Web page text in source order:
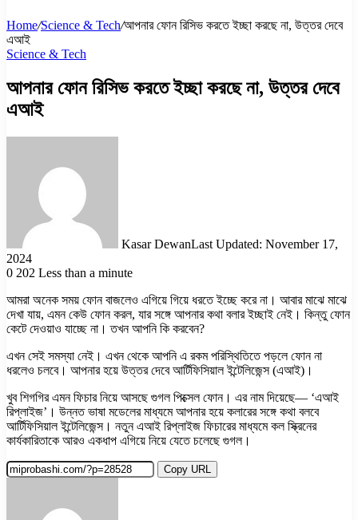
Home/Science & Tech/আপনার ফোন রিসিভ করতে ইচ্ছা করছে না, উত্তর দেবে
এআই
Science & Tech
আপনার ফোন রিসিভ করতে ইচ্ছা করছে না, উত্তর দেবে
এআই
Kasar DewanLast Updated: November 17,
2024
0 202 Less than a minute
আমরা অনেক সময় ফোন বাজলেও এগিয়ে গিয়ে ধরতে ইচ্ছে করে না। আবার মাঝে মাঝে
দেখা যায়, এমন কেউ ফোন করল, যার সঙ্গে আপনার কথা বলার ইচ্ছাই নেই। কিন্তু ফোন
কেটে দেওয়াও যাচ্ছে না। তখন আপনি কি করবেন?
এখন সেই সমস্যা নেই। এখন থেকে আপনি এ রকম পরিস্থিতিতে পড়লে ফোন না
ধরলেও চলবে। আপনার হয়ে উত্তর দেবে আর্টিফিসিয়াল ইন্টেলিজেন্স (এআই)।
খুব শিগগির এমন ফিচার নিয়ে আসছে গুগল পিক্সেল ফোন। এর নাম দিয়েছে— ‘এআই
রিপ্লাইজ’। উন্নত ভাষা মডেলের মাধ্যমে আপনার হয়ে কলারের সঙ্গে কথা বলবে
আর্টিফিসিয়াল ইন্টেলিজেন্স। নতুন এআই রিপ্লাইজ ফিচারের মাধ্যমে কল স্ক্রিনের
কার্যকারিতাকে আরও একধাপ এগিয়ে নিয়ে যেতে চলেছে গুগল।
Copy URL